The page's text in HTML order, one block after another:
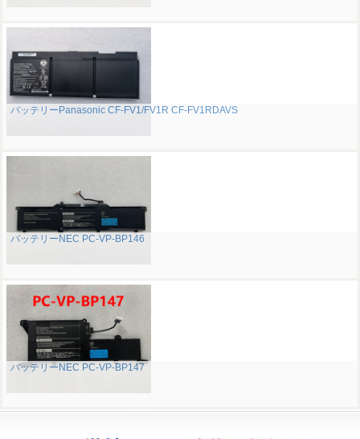
バッテリーPanasonic CF-FV1/FV1R CF-FV1RDAVS
バッテリーNEC PC-VP-BP146
バッテリーNEC PC-VP-BP147